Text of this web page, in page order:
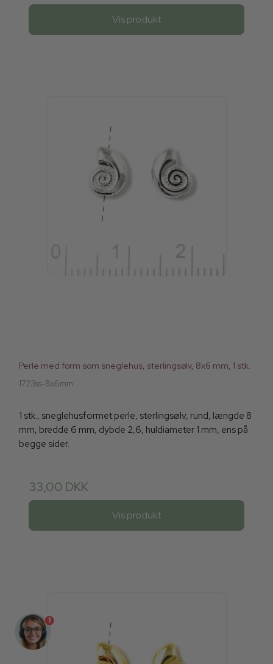
Vis produkt
Perle med form som sneglehus, sterlingsølv, 8x6 mm, 1 stk.
1723ss-8x6mm
1 stk., sneglehusformet perle, sterlingsølv, rund, længde 8
mm, bredde 6 mm, dybde 2,6, huldiameter 1 mm, ens på
begge sider.
33,00 DKK
Vis produkt
1